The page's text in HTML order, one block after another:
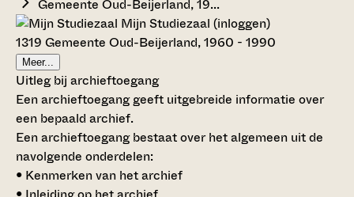
Gemeente Oud-Beijerland, 19...
Mijn Studiezaal (inloggen)
1319 Gemeente Oud-Beijerland, 1960 - 1990
Meer...
Uitleg bij archieftoegang
Een archieftoegang geeft uitgebreide informatie over
een bepaald archief.
Een archieftoegang bestaat over het algemeen uit de
navolgende onderdelen:
• Kenmerken van het archief